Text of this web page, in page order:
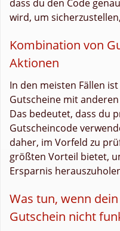
dass du den Code
wird, um
Kombination von
Aktionen
In den meisten Fällen
Gutscheine mit
Das bedeutet, dass du
Gutscheincode
daher, im Vorfeld zu
größten Vorteil bietet,
Ersparnis
Was tun, wenn
Gutschein nicht